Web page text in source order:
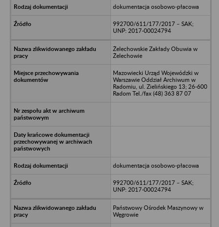
dokumentacja osobowo-płacowa
992700/611/177/2017 – SAK;
UNP: 2017-00024794
Żelechowskie Zakłady Obuwia w
Żelechowie
Mazowiecki Urząd Wojewódzki w
Warszawie Oddział Archiwum w
Radomiu, ul. Zielińskiego 13; 26-600
Radom Tel./fax (48) 363 87 07
dokumentacja osobowo-płacowa
992700/611/177/2017 – SAK;
UNP: 2017-00024794
Państwowy Ośrodek Maszynowy w
Węgrowie